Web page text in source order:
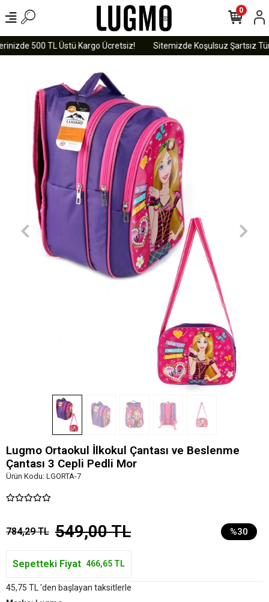
500 TL Üstü Kargo Ücretsiz! Sitemizde Koşulsuz Şartsız
0
Lugmo Ortaokul İlkokul Çantası ve Beslenme
Çantası 3 Cepli Pedli Mor
Ürün Kodu: LGORTA-7
784,29 TL 549,00 TL %30
Sepetteki Fiyat 466,65 TL
45,75 TL 'den başlayan taksitlerle